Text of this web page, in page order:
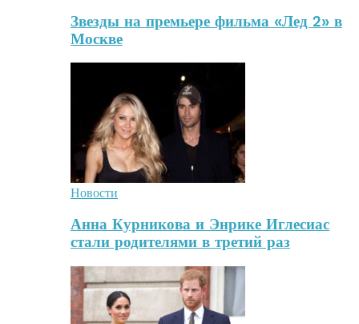
Звезды на премьере фильма «Лед 2» в
Москве
Новости
Анна Курникова и Энрике Иглесиас
стали родителями в третий раз